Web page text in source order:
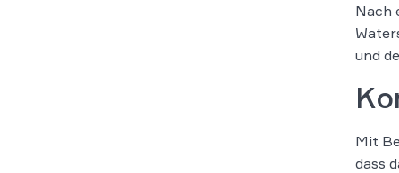
Nach
und
Mit
dass